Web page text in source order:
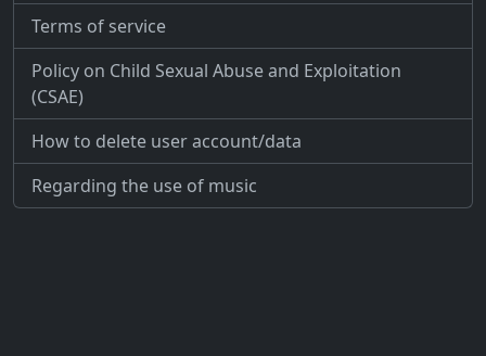
Terms of service
Policy on Child Sexual Abuse and Exploitation
(CSAE)
How to delete user account/data
Regarding the use of music